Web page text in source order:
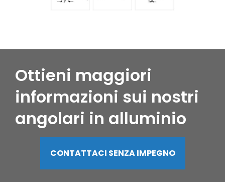
Ottieni maggiori
informazioni sui nostri
angolari in alluminio
CONTATTACI SENZA IMPEGNO